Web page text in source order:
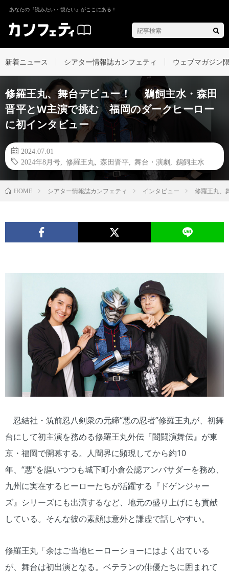
あなたの『読みたい・観たい』がここにある！
新着ニュース シアター情報誌カンフェティ ウェブマガジン
修羅王丸、舞台デビュー！ 鵜飼主水・森田
晋平とW主演で挑む 福岡のダークヒーロー
に初インタビュー
2024.07.01
2024年8月号
修羅王丸 森田晋平 舞台・演劇 鵜飼主水
HOME シアター情報誌カンフェティ インタビュー 修羅王丸、
忍結社・筑前忍八剣衆の元締“悪の忍者”修羅王丸が、初舞
台にして初主演を務める修羅王丸外伝『闇闘演舞伝』が東
京・福岡で開幕する。人間界に顕現してから約10
年、“悪”を謳いつつも城下町小倉公認アンバサダーを務め、
九州に実在するヒーローたちが活躍する『ドゲンジャー
ズ』シリーズにも出演するなど、地元の盛り上げにも貢献
している。そんな彼の素顔は意外と謙虚で話しやすい。
修羅王丸「余はご当地ヒーローショーにはよく出ている
が、舞台は初出演となる。ベテランの俳優たちに囲まれて